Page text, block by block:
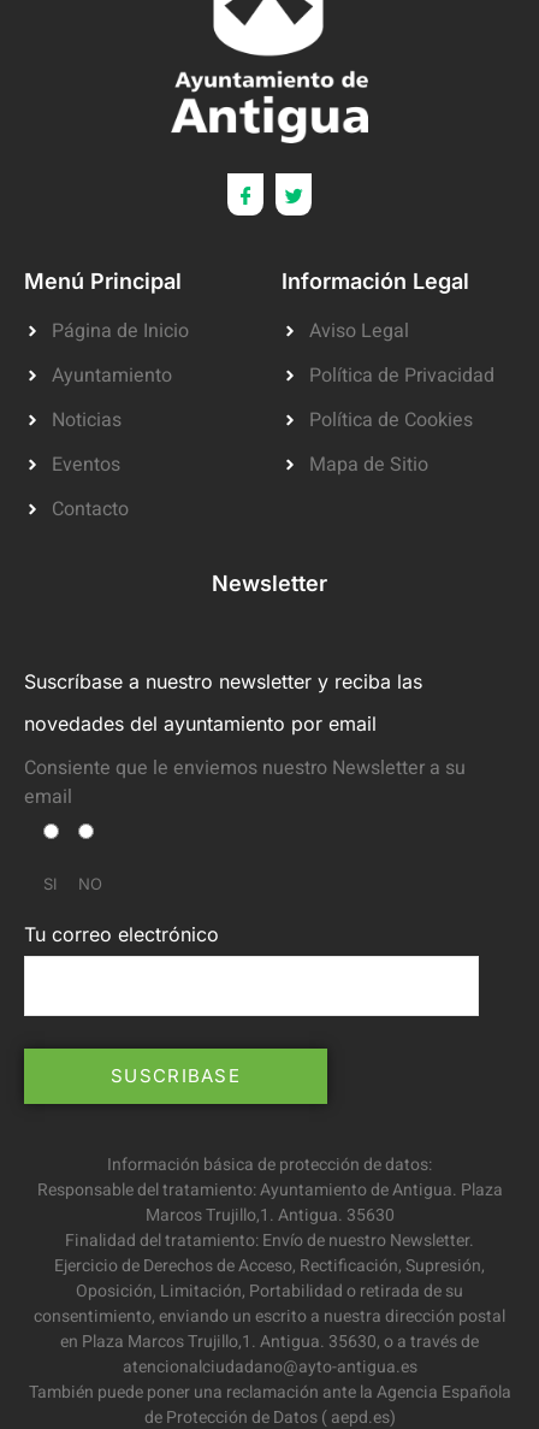
Menú Principal
Página de Inicio
Ayuntamiento
Noticias
Eventos
Contacto
Información Legal
Aviso Legal
Política de Privacidad
Política de Cookies
Mapa de Sitio
Newsletter
Suscríbase a nuestro newsletter y reciba las
novedades del ayuntamiento por email
Consiente que le enviemos nuestro Newsletter a su
email
SI NO
Tu correo electrónico
Información básica de protección de datos:
Responsable del tratamiento: Ayuntamiento de Antigua. Plaza
Marcos Trujillo,1. Antigua. 35630
Finalidad del tratamiento: Envío de nuestro Newsletter.
Ejercicio de Derechos de Acceso, Rectificación, Supresión,
Oposición, Limitación, Portabilidad o retirada de su
consentimiento, enviando un escrito a nuestra dirección postal
en Plaza Marcos Trujillo,1. Antigua. 35630, o a través de
atencionalciudadano@ayto-antigua.es
También puede poner una reclamación ante la Agencia Española
de Protección de Datos ( aepd.es)